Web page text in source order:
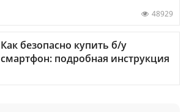
48929
Как безопасно купить б/у
смартфон: подробная инструкция